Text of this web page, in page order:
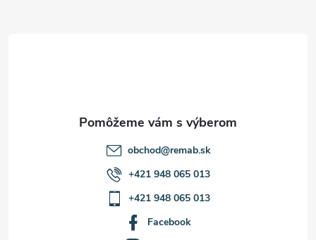
obchod@remab.sk
+421 948 065 013
+421 948 065 013
Facebook